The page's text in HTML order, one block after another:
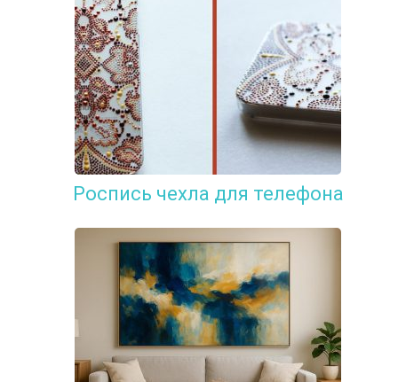
Роспись чехла для телефона